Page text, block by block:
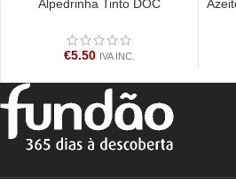
Alpedrinha Tinto DOC
€5.50 IVA INC.